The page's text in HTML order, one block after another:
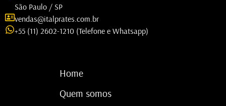
São Paulo / SP
vendas@italprates.com.br
+55 (11) 2602-1210 (Telefone e Whatsapp)
Home
Quem somos